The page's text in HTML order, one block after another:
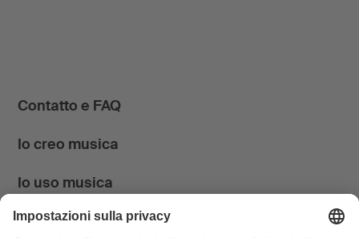
Contatto e FAQ
Io creo musica
Io uso musica
News & Agenda